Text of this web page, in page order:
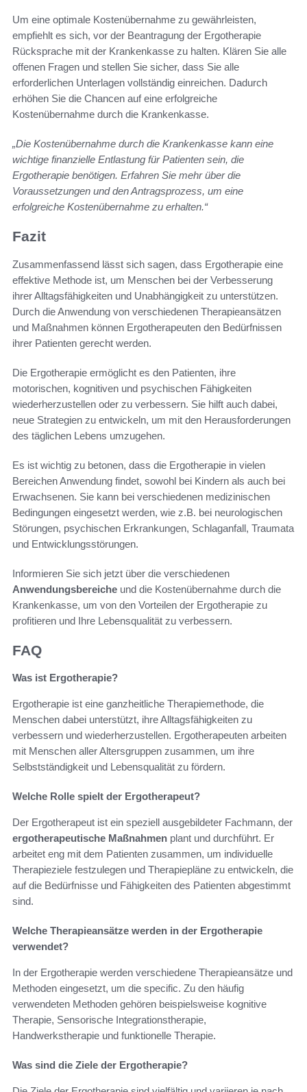
Um eine optimale Kostenübernahme zu gewährleisten,
empfiehlt es sich, vor der Beantragung der Ergotherapie
Rücksprache mit der Krankenkasse zu halten. Klären Sie alle
offenen Fragen und stellen Sie sicher, dass Sie alle
erforderlichen Unterlagen vollständig einreichen. Dadurch
erhöhen Sie die Chancen auf eine erfolgreiche
Kostenübernahme durch die Krankenkasse.
„Die Kostenübernahme durch die Krankenkasse kann eine
wichtige finanzielle Entlastung für Patienten sein, die
Ergotherapie benötigen. Erfahren Sie mehr über die
Voraussetzungen und den Antragsprozess, um eine
erfolgreiche Kostenübernahme zu erhalten.“
Fazit
Zusammenfassend lässt sich sagen, dass Ergotherapie eine
effektive Methode ist, um Menschen bei der Verbesserung
ihrer Alltagsfähigkeiten und Unabhängigkeit zu unterstützen.
Durch die Anwendung von verschiedenen Therapieansätzen
und Maßnahmen können Ergotherapeuten den Bedürfnissen
ihrer Patienten gerecht werden.
Die Ergotherapie ermöglicht es den Patienten, ihre
motorischen, kognitiven und psychischen Fähigkeiten
wiederherzustellen oder zu verbessern. Sie hilft auch dabei,
neue Strategien zu entwickeln, um mit den Herausforderungen
des täglichen Lebens umzugehen.
Es ist wichtig zu betonen, dass die Ergotherapie in vielen
Bereichen Anwendung findet, sowohl bei Kindern als auch bei
Erwachsenen. Sie kann bei verschiedenen medizinischen
Bedingungen eingesetzt werden, wie z.B. bei neurologischen
Störungen, psychischen Erkrankungen, Schlaganfall, Traumata
und Entwicklungsstörungen.
Informieren Sie sich jetzt über die verschiedenen
Anwendungsbereiche und die Kostenübernahme durch die
Krankenkasse, um von den Vorteilen der Ergotherapie zu
profitieren und Ihre Lebensqualität zu verbessern.
FAQ
Was ist Ergotherapie?
Ergotherapie ist eine ganzheitliche Therapiemethode, die
Menschen dabei unterstützt, ihre Alltagsfähigkeiten zu
verbessern und wiederherzustellen. Ergotherapeuten arbeiten
mit Menschen aller Altersgruppen zusammen, um ihre
Selbstständigkeit und Lebensqualität zu fördern.
Welche Rolle spielt der Ergotherapeut?
Der Ergotherapeut ist ein speziell ausgebildeter Fachmann, der
ergotherapeutische Maßnahmen plant und durchführt. Er
arbeitet eng mit dem Patienten zusammen, um individuelle
Therapieziele festzulegen und Therapiepläne zu entwickeln, die
auf die Bedürfnisse und Fähigkeiten des Patienten abgestimmt
sind.
Welche Therapieansätze werden in der Ergotherapie
verwendet?
In der Ergotherapie werden verschiedene Therapieansätze und
Methoden eingesetzt, um die specific. Zu den häufig
verwendeten Methoden gehören beispielsweise kognitive
Therapie, Sensorische Integrationstherapie,
Handwerkstherapie und funktionelle Therapie.
Was sind die Ziele der Ergotherapie?